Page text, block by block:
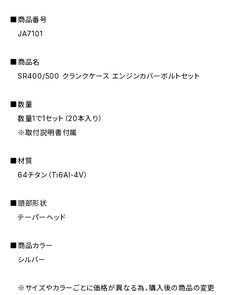
■商品番号
JA7101
■商品名
SR400/500 クランクケース エンジンカバーボルトセット
■数量
数量1で1セット（20本入り）
※取付説明書付属
■材質
64チタン（Ti6AI-4V）
■頭部形状
テーパーヘッド
■商品カラー
シルバー
※サイズやカラーごとに価格が異なる為、購入後の商品の変更